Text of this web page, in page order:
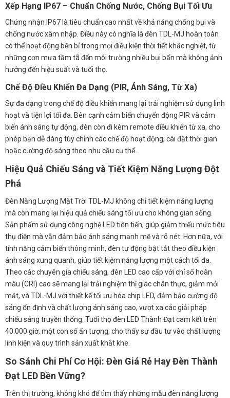
Xếp Hạng IP67 – Chuẩn Chống Nước, Chống Bụi Tối Ưu
Chứng nhận IP67 là tiêu chuẩn cao nhất về khả năng chống bụi và
chống nước xâm nhập. Điều này có nghĩa là đèn TDL-MJ hoàn toàn
có thể hoạt động bền bỉ trong mọi điều kiện thời tiết khắc nghiệt, từ
những cơn mưa tầm tã đến môi trường nhiều bụi bẩn mà không ảnh
hưởng đến hiệu suất và tuổi thọ.
Chế Độ Điều Khiển Đa Dạng (PIR, Ánh Sáng, Từ Xa)
Sự đa dạng trong chế độ điều khiển mang lại trải nghiệm sử dụng linh
hoạt và tiện lợi tối đa. Bên cạnh cảm biến chuyển động PIR và cảm
biến ánh sáng tự động, đèn còn đi kèm remote điều khiển từ xa, cho
phép bạn dễ dàng tùy chỉnh các chế độ hoạt động, cài đặt thời gian
hoặc cường độ sáng theo nhu cầu cụ thể.
Hiệu Quả Chiếu Sáng và Tiết Kiệm Năng Lượng Đột
Phá
Đèn Năng Lượng Mặt Trời TDL-MJ không chỉ tiết kiệm năng lượng
mà còn mang lại hiệu quả chiếu sáng tối ưu cho không gian sống.
Sản phẩm sử dụng công nghệ LED tiên tiến, giúp giảm thiểu mức tiêu
thụ điện mà vẫn đảm bảo ánh sáng mạnh mẽ và rõ nét. Hơn nữa, với
tính năng cảm biến thông minh, đèn tự động bật tắt theo điều kiện
ánh sáng xung quanh, giúp tiết kiệm năng lượng một cách tối đa.
Theo các chuyên gia chiếu sáng, đèn LED cao cấp với chỉ số hoàn
màu (CRI) cao sẽ mang lại trải nghiệm thị giác chân thực, giảm mỏi
mắt, và TDL-MJ với thiết kế tối ưu hóa chip LED, đảm bảo cường độ
sáng ổn định và chất lượng ánh sáng cao, vượt xa các giải pháp
chiếu sáng truyền thống. Tuổi thọ đèn LED Thành Đạt cam kết trên
40.000 giờ, một con số ấn tượng, cho thấy sự đầu tư vào chất lượng
linh kiện và quy trình sản xuất khắt khe.
So Sánh Chi Phí Cơ Hội: Đèn Giá Rẻ Hay Đèn Thành
Đạt LED Bền Vững?
Trên thị trường, không khó để tìm thấy những mẫu đèn năng lượng